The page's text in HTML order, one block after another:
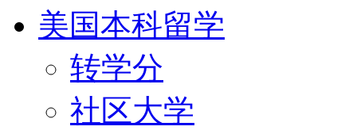
美国本科留学
转学分
社区大学